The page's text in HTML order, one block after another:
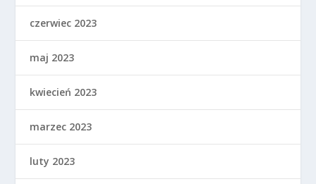
czerwiec 2023
maj 2023
kwiecień 2023
marzec 2023
luty 2023